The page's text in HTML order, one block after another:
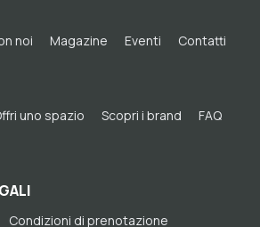
noi Magazine Eventi Contatti
uno spazio Scopri i brand
FAQ
Condizioni di prenotazione